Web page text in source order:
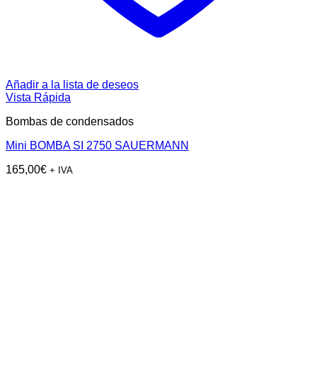
Añadir a la lista de deseos
Vista Rápida
Bombas de condensados
Mini BOMBA SI 2750 SAUERMANN
165,00€ + IVA